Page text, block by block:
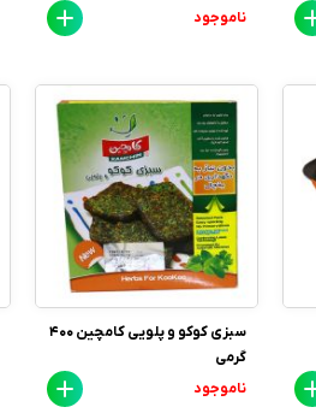
ناموجود
سبزی کوکو و پلویی کامچین 400
گرمی
ناموجود